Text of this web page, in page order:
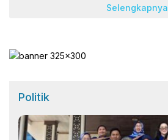
Selengkapnya
Politik